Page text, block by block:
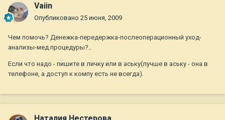
Vaiin
Опубликовано 25 июня, 2009
Чем помочь? Денежка-передержка-послеоперационный уход-
анализы-мед.процедуры?..
Если что надо - пишите в личку или в аську(лучше в аську - она в
телефоне, а доступ к компу есть не всегда).